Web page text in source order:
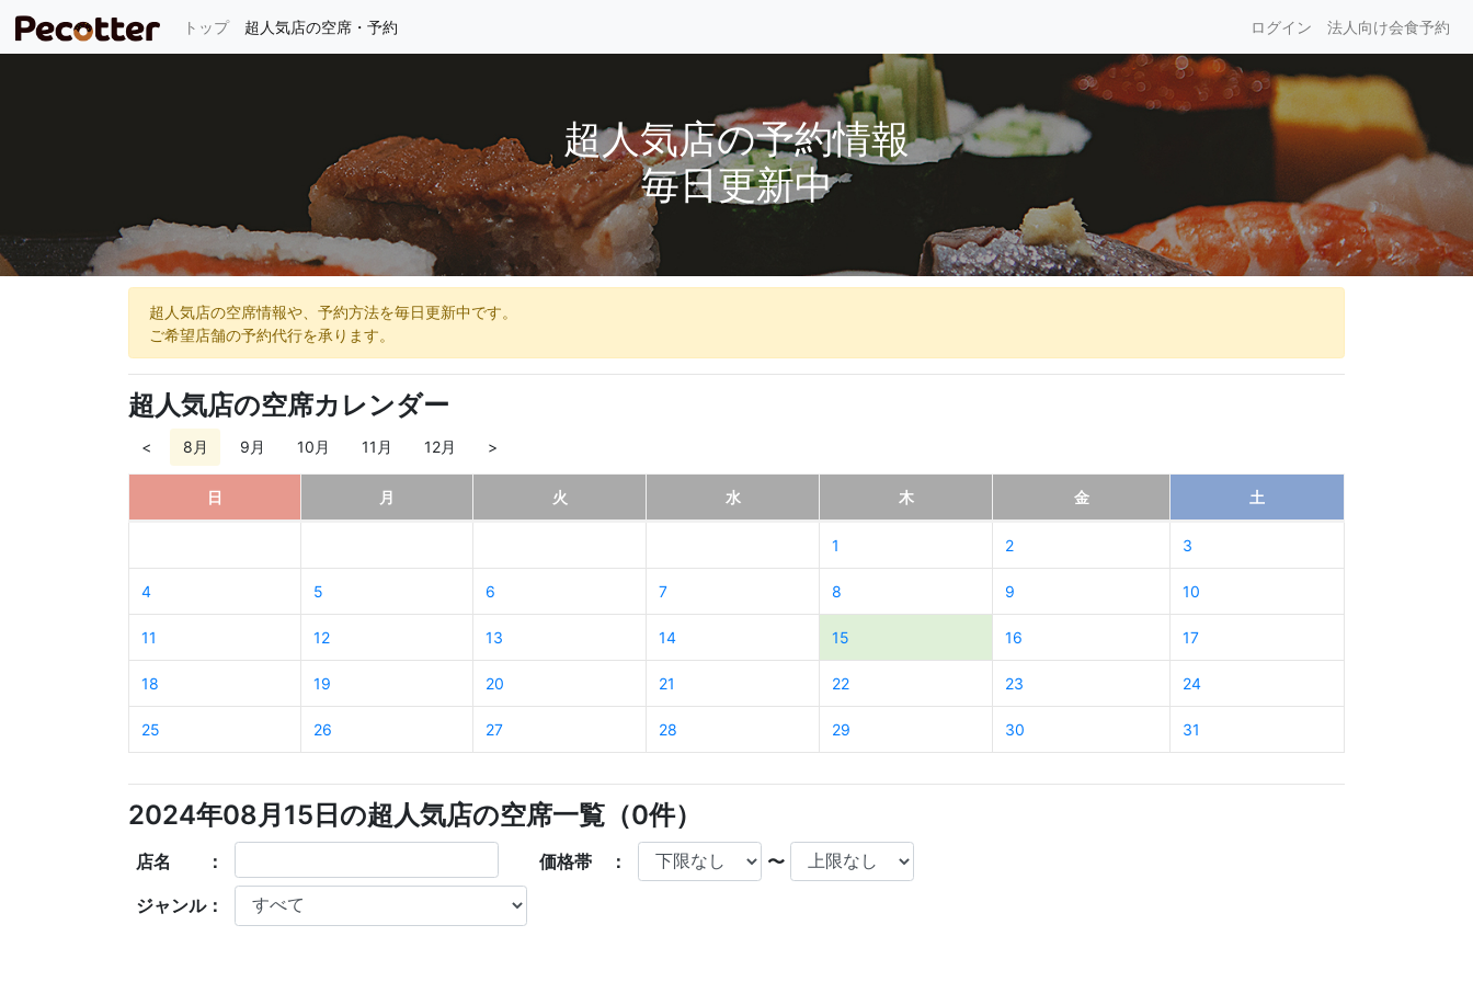
トップ(current)
超人気店の空席・予約 ログイン 法人向け会食予約
超人気店の予約情報
毎日更新中
超人気店の空席情報や、予約方法を毎日更新中です。
ご希望店舗の予約代行を承ります。
超人気店の空席カレンダー
< 8月 9月 10月 11月 12月 >
日 月 火 水 木 金 土
1 2 3
4 5 6 7 8 9 10
11 12 13 14 15 16 17
18 19 20 21 22 23 24
25 26 27 28 29 30 31
2024年08月15日の超人気店の空席一覧（0件）
店名 ： 価格帯 ： 〜
ジャンル：